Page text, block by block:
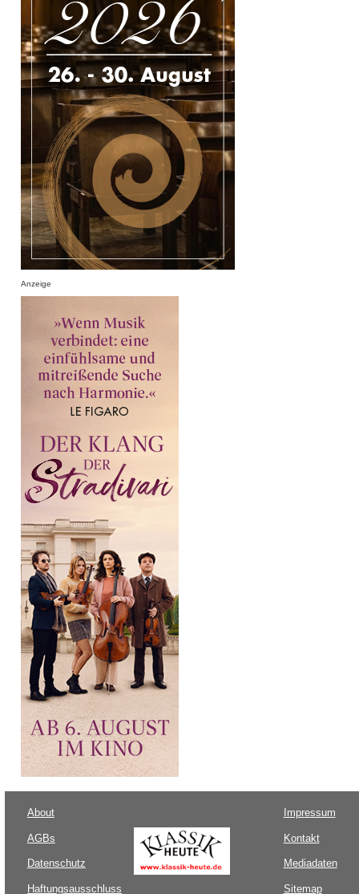
Anzeige
About
AGBs
Datenschutz
Haftungsausschluss
Impressum
Kontakt
Mediadaten
Sitemap